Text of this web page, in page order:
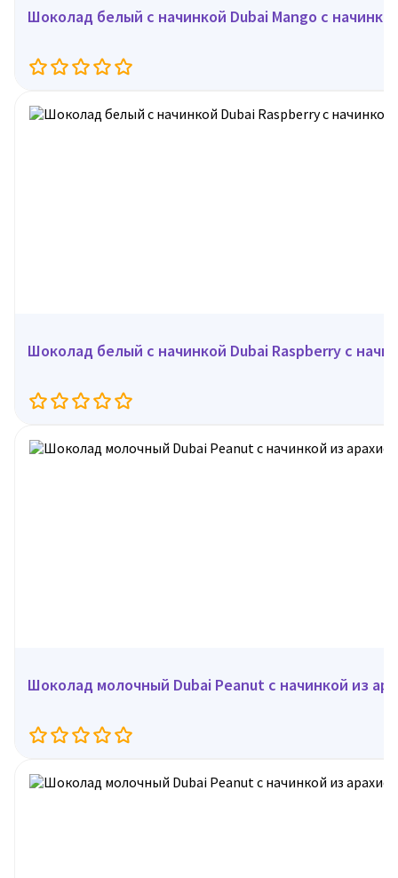
Шоколад белый с начинкой Dubai Mango с
Шоколад белый с начинкой Dubai Raspberry с
Шоколад молочный Dubai Peanut с начинкой из